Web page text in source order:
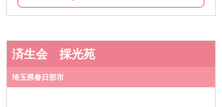
済生会 採光苑
埼玉県春日部市